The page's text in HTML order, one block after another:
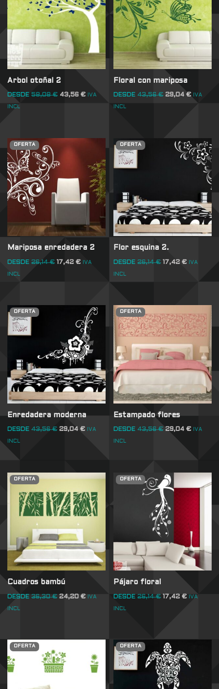
Arbol otoñal 2
DESDE 58,08€ 43,56 € IVA
INCL
Floral con mariposa
DESDE 43,56€ 29,04€ IVA
INCL
OFERTA
Mariposa enredadera 2
DESDE 26,14€ 17,42 € IVA
INCL
OFERTA
Flor esquina 2.
DESDE 26,14€ 17,42€ IVA
INCL
OFERTA
Enredadera moderna
DESDE 43,56€ 29,04 € IVA
INCL
OFERTA
Estampado flores
DESDE 43,56€ 29,04€ IVA
INCL
OFERTA
Cuadros bambú
DESDE 36,30€ 24,20 € IVA
INCL
OFERTA
Pájaro floral
DESDE 26,14€ 17,42€ IVA
INCL
OFERTA OFERTA